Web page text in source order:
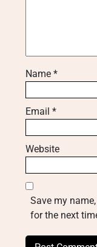
Name *
Email *
Website
Save my
for the next